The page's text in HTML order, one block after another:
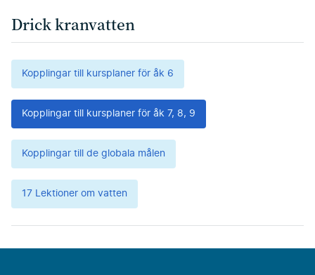
Drick kranvatten
Kopplingar till kursplaner för åk 6
Kopplingar till kursplaner för åk 7, 8, 9
Kopplingar till de globala målen
17 Lektioner om vatten